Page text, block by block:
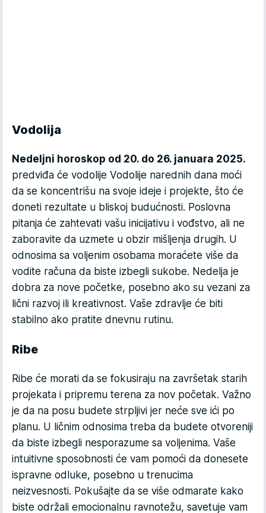
Vodolija
Nedeljni horoskop od 20. do 26. januara 2025.
predviđa će vodolije Vodolije narednih dana moći
da se koncentrišu na svoje ideje i projekte, što će
doneti rezultate u bliskoj budućnosti. Poslovna
pitanja će zahtevati vašu inicijativu i vođstvo, ali ne
zaboravite da uzmete u obzir mišljenja drugih. U
odnosima sa voljenim osobama moraćete više da
vodite računa da biste izbegli sukobe. Nedelja je
dobra za nove početke, posebno ako su vezani za
lični razvoj ili kreativnost. Vaše zdravlje će biti
stabilno ako pratite dnevnu rutinu.
Ribe
Ribe će morati da se fokusiraju na završetak starih
projekata i pripremu terena za nov početak. Važno
je da na posu budete strpljivi jer neće sve ići po
planu. U ličnim odnosima treba da budete otvoreniji
da biste izbegli nesporazume sa voljenima. Vaše
intuitivne sposobnosti će vam pomoći da donesete
ispravne odluke, posebno u trenucima
neizvesnosti. Pokušajte da se više odmarate kako
biste održali emocionalnu ravnotežu, savetuje vam